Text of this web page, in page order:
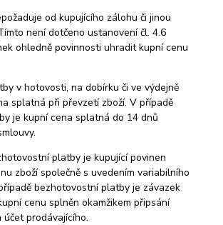
od kupujícího zálohu či jinou
není dotčeno ustanovení čl. 4.6
ohledně povinnosti uhradit kupní cenu
v hotovosti, na dobírku či ve výdejně
splatná při převzetí zboží. V případě
je kupní cena splatná do 14 dnů
platby je kupující povinen
zboží společně s uvedením variabilního
bezhotovostní platby je závazek
cenu splněn okamžikem připsání
prodávajícího.